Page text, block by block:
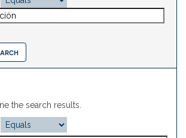
the search results.